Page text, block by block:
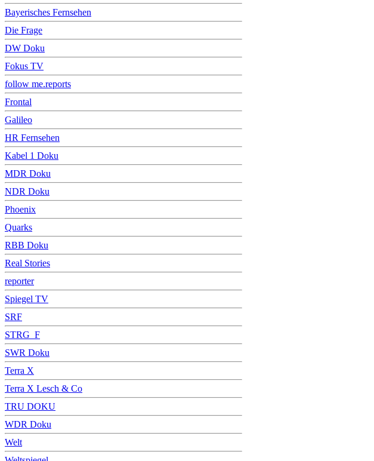
Bayerisches Fernsehen
Die Frage
DW Doku
Fokus TV
follow me.reports
Frontal
Galileo
HR Fernsehen
Kabel 1 Doku
MDR Doku
NDR Doku
Phoenix
Quarks
RBB Doku
Real Stories
reporter
Spiegel TV
SRF
STRG_F
SWR Doku
Terra X
Terra X Lesch & Co
TRU DOKU
WDR Doku
Welt